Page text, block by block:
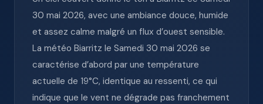
30 mai 2026, avec une ambiance douce, humide
et assez calme malgré un flux d’ouest sensible.
La météo Biarritz le Samedi 30 mai 2026 se
caractérise d’abord par une température
actuelle de 19°C, identique au ressenti, ce qui
indique que le vent ne dégrade pas franchement